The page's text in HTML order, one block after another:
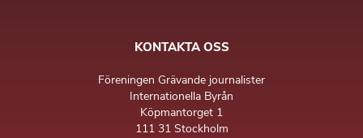
KONTAKTA OSS
Föreningen Grävande journalister
Internationella Byrån
Köpmantorget 1
111 31 Stockholm